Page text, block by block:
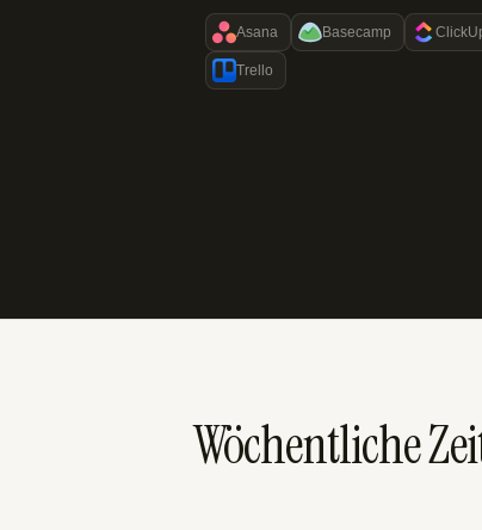
Asana Basecamp
Trello
Wöchentliche